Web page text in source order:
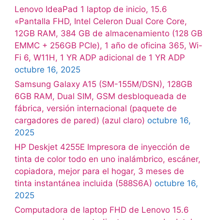
Lenovo IdeaPad 1 laptop de inicio, 15.6
«Pantalla FHD, Intel Celeron Dual Core Core,
12GB RAM, 384 GB de almacenamiento (128 GB
EMMC + 256GB PCIe), 1 año de oficina 365, Wi-
Fi 6, W11H, 1 YR ADP adicional de 1 YR ADP
octubre 16, 2025
Samsung Galaxy A15 (SM-155M/DSN), 128GB
6GB RAM, Dual SIM, GSM desbloqueada de
fábrica, versión internacional (paquete de
cargadores de pared) (azul claro) octubre 16,
2025
HP Deskjet 4255E Impresora de inyección de
tinta de color todo en uno inalámbrico, escáner,
copiadora, mejor para el hogar, 3 meses de
tinta instantánea incluida (588S6A) octubre 16,
2025
Computadora de laptop FHD de Lenovo 15.6